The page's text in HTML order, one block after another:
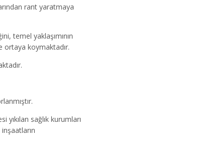
rant yaratmaya
temel yaklaşımının
ortaya koymaktadır.
sağlık kurumları